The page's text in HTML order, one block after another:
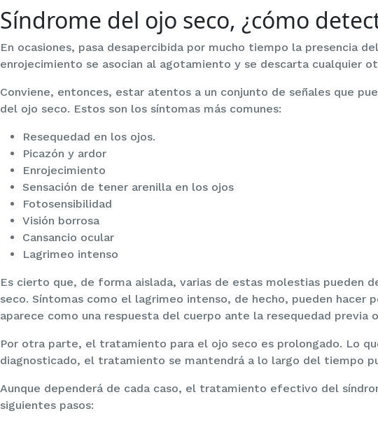
Síndrome del ojo seco, ¿cómo
En ocasiones, pasa desapercibida por mucho tiempo la presencia
enrojecimiento se asocian al agotamiento y se descarta cualquier
Conviene, entonces, estar atentos a un conjunto de señales que
del ojo seco. Estos son los síntomas más comunes:
Resequedad en los ojos.
Picazón y ardor
Enrojecimiento
Sensación de tener arenilla en los ojos
Fotosensibilidad
Visión borrosa
Cansancio ocular
Lagrimeo intenso
Es cierto que, de forma aislada, varias de estas molestias pueden
seco. Síntomas como el lagrimeo intenso, de hecho, pueden hacer
aparece como una respuesta del cuerpo ante la resequedad previa
Por otra parte, el tratamiento para el ojo seco es prolongado. Lo
diagnosticado, el tratamiento se mantendrá a lo largo del tiempo
Aunque dependerá de cada caso, el tratamiento efectivo del
siguientes pasos: